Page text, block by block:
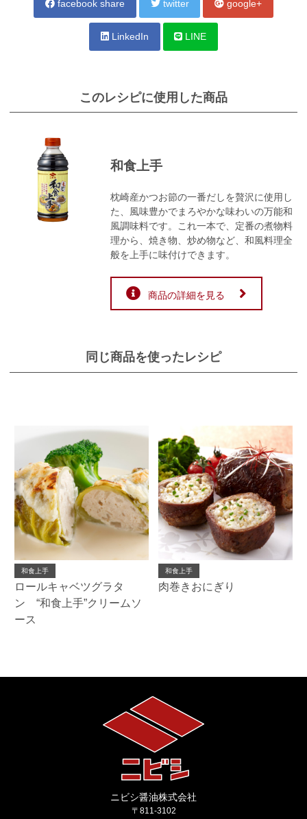
facebook share twitter google+
LinkedIn LINE
このレシピに使用した商品
和食上手
枕崎産かつお節の一番だしを贅沢に使用し
た、風味豊かでまろやかな味わいの万能和
風調味料です。これ一本で、定番の煮物料
理から、焼き物、炒め物など、和風料理全
般を上手に味付けできます。
商品の詳細を見る
同じ商品を使ったレシピ
和食上手
ロールキャベツグラタ
ン “和食上手”クリームソ
ース
和食上手
肉巻きおにぎり
ニビシ醤油株式会社
〒811-3102